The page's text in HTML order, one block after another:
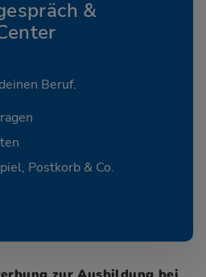
&
Beruf.
Postkorb & Co.